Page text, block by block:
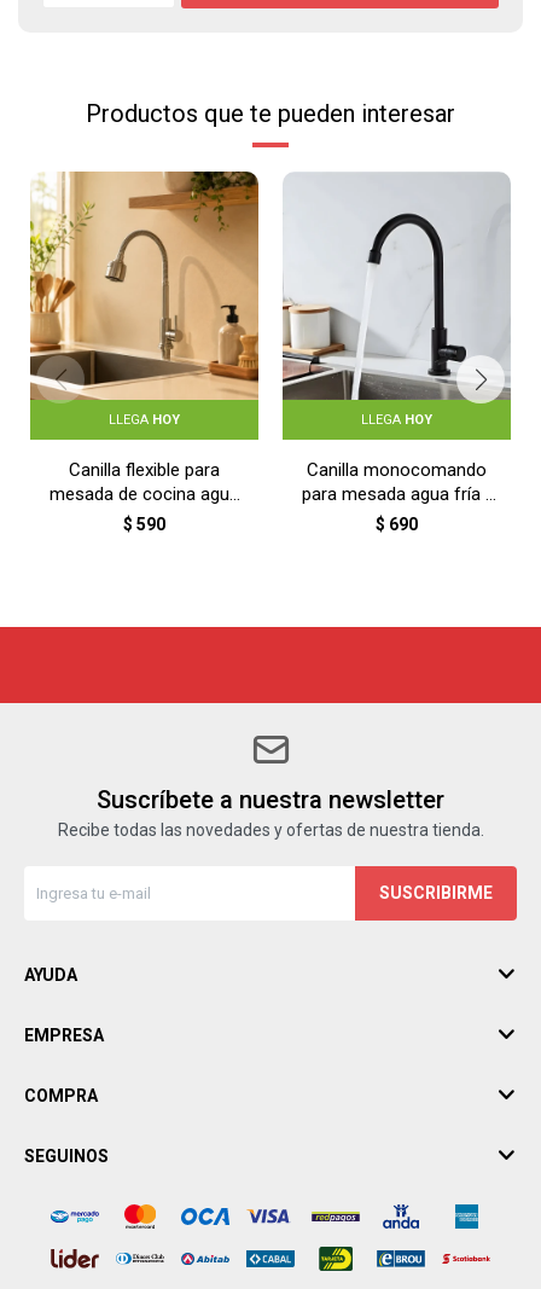
Productos que te pueden interesar
LLEGA HOY
Canilla flexible para
mesada de cocina agua
fría - PLATEADO
$ 590
LLEGA HOY
Canilla monocomando
para mesada agua fría -
NEGRO
$ 690
Suscríbete a nuestra newsletter
Recibe todas las novedades y ofertas de nuestra tienda.
SUSCRIBIRME
AYUDA
EMPRESA
COMPRA
SEGUINOS